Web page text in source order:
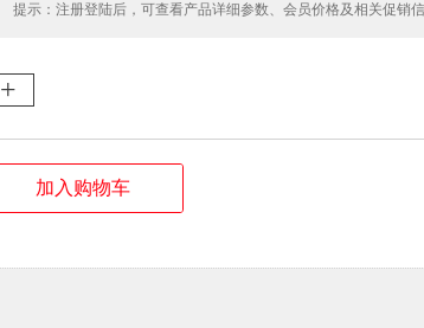
IP20
2000m
提示：注册登陆后，可查看产品详细参数、会员价格及相关促销
+
加入购物车